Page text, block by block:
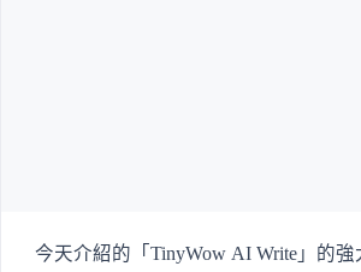
今天介紹的「TinyWow AI Write」的強